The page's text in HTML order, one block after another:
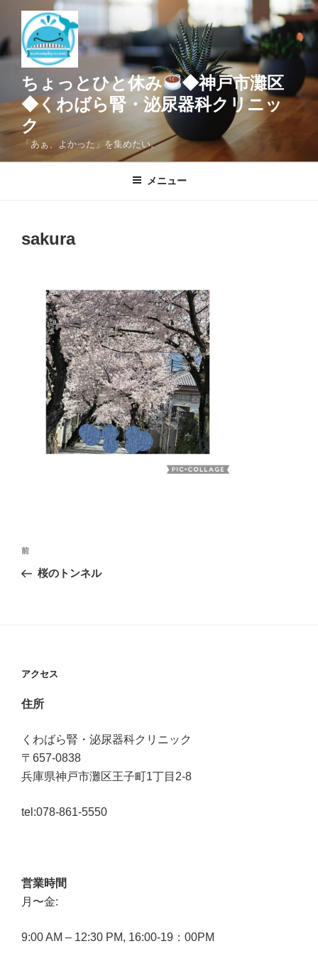
テ
ン
プ
ちょっとひと休み
◆神戸市灘区
◆くわばら腎・泌尿器科クリニッ
ク
「あぁ、よかった」を集めたい。
メニュー
sakura
投
稿
ゲ
ー
シ
ョ
前
の
前
桜のトンネル
アクセス
住所
くわばら腎・泌尿器科クリニック
〒657-0838
兵庫県神戸市灘区王子町1丁目2-8
tel:078-861-5550
営業時間
月〜金:
9:00 AM – 12:30 PM, 16:00-19：00PM